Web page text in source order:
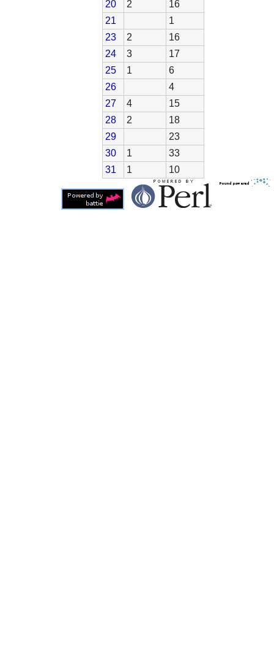
20
2
16
21
1
23
2
16
24
3
17
25
1
6
26
4
27
4
15
28
2
18
29
23
30
1
33
31
1 10